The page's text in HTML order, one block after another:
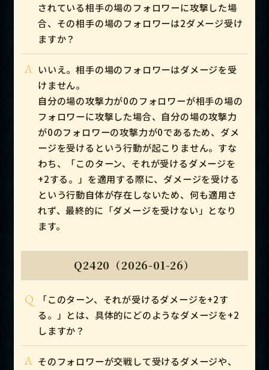
されている相手の場のフォロワーに攻撃した場
合、その相手の場のフォロワーは2ダメージ受け
ますか？
A いいえ。相手の場のフォロワーはダメージを受
けません。
自分の場の攻撃力が0のフォロワーが相手の場の
フォロワーに攻撃した場合、自分の場の攻撃力
が0のフォロワーの攻撃力が0であるため、ダメ
ージを受けるという行動が起こりません。すな
わち、「このターン、それが受けるダメージを
+2する。」を適用する際に、ダメージを受ける
という行動自体が存在しないため、何も適用さ
れず、最終的に「ダメージを受けない」となり
ます。
Q2420（2026-01-26）
Q
「このターン、それが受けるダメージを+2す
る。」とは、具体的にどのようなダメージを+2
しますか？
A そのフォロワーが交戦して受けるダメージや、